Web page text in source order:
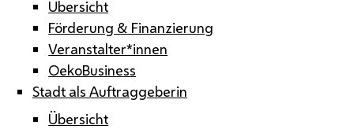
Übersicht
Förderung & Finanzierung
Veranstalter*innen
OekoBusiness
Stadt als Auftraggeberin
Übersicht